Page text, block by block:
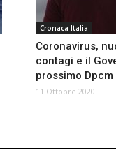
Cronaca Italia
Coronavirus,
contagi e il
prossimo Dpcm
11 Ottobre 2020